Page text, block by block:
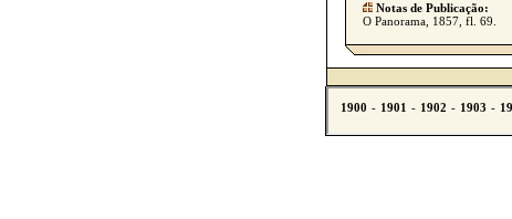
Notas de Publicação:
O Panorama, 1857, fl. 69.